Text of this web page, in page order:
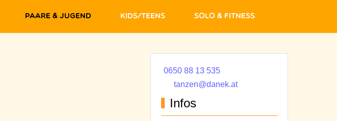
Paare & Jugend Kids/Teens Solo & Fitness
0650 88 13 535
tanzen@danek.at
Infos